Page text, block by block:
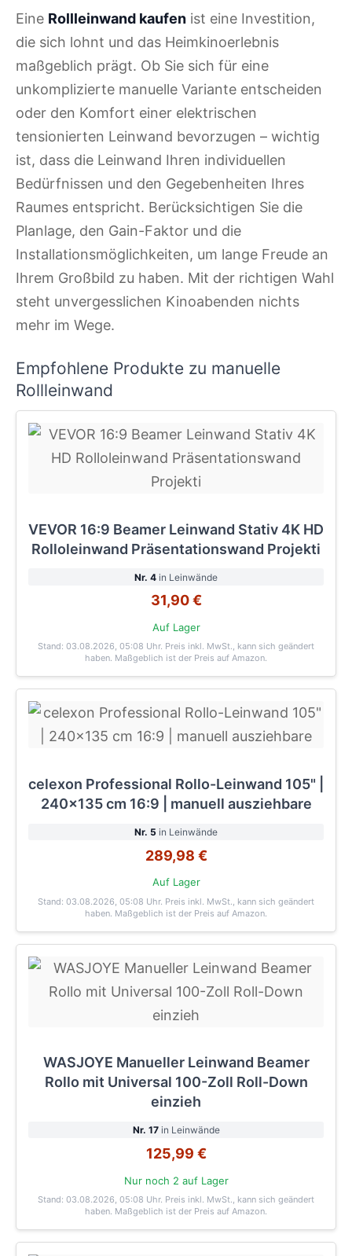
Eine Rollleinwand kaufen ist eine Investition,
die sich lohnt und das Heimkinoerlebnis
maßgeblich prägt. Ob Sie sich für eine
unkomplizierte manuelle Variante entscheiden
oder den Komfort einer elektrischen
tensionierten Leinwand bevorzugen – wichtig
ist, dass die Leinwand Ihren individuellen
Bedürfnissen und den Gegebenheiten Ihres
Raumes entspricht. Berücksichtigen Sie die
Planlage, den Gain-Faktor und die
Installationsmöglichkeiten, um lange Freude an
Ihrem Großbild zu haben. Mit der richtigen Wahl
steht unvergesslichen Kinoabenden nichts
mehr im Wege.
Empfohlene Produkte zu manuelle
Rollleinwand
VEVOR 16:9 Beamer Leinwand Stativ 4K HD
Rolloleinwand Präsentationswand Projekti
Nr. 4 in Leinwände
31,90 €
Auf Lager
Stand: 03.08.2026, 05:08 Uhr. Preis inkl. MwSt., kann sich geändert
haben. Maßgeblich ist der Preis auf Amazon.
celexon Professional Rollo-Leinwand 105" |
240x135 cm 16:9 | manuell ausziehbare
Nr. 5 in Leinwände
289,98 €
Auf Lager
Stand: 03.08.2026, 05:08 Uhr. Preis inkl. MwSt., kann sich geändert
haben. Maßgeblich ist der Preis auf Amazon.
WASJOYE Manueller Leinwand Beamer
Rollo mit Universal 100-Zoll Roll-Down
einzieh
Nr. 17in Leinwände
125,99 €
Nur noch 2 auf Lager
Stand: 03.08.2026, 05:08 Uhr. Preis inkl. MwSt., kann sich geändert
haben. Maßgeblich ist der Preis auf Amazon.